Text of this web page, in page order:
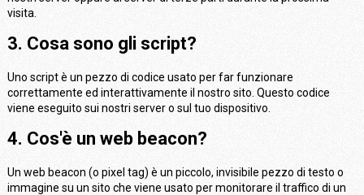
visita.
3. Cosa sono gli script?
Uno script è un pezzo di codice usato per far funzionare
correttamente ed interattivamente il nostro sito. Questo codice
viene eseguito sui nostri server o sul tuo dispositivo.
4. Cos'è un web beacon?
Un web beacon (o pixel tag) è un piccolo, invisibile pezzo di testo o
immagine su un sito che viene usato per monitorare il traffico di un